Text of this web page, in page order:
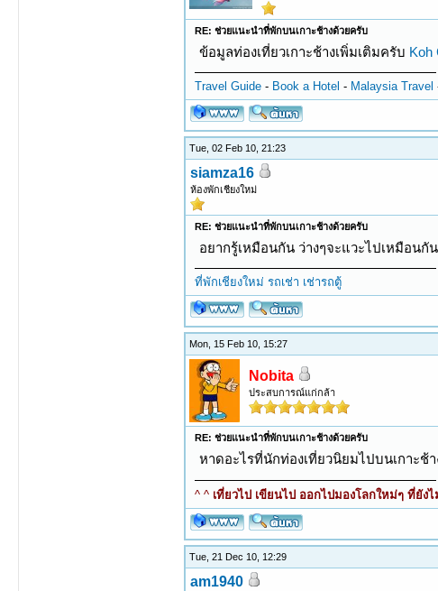
RE: ช่วยแนะนำที่พักบนเกาะช้างด้วยครับ
ข้อมูลท่องเที่ยวเกาะช้างเพิ่มเติมครับ Koh
Travel Guide - Book a Hotel - Malaysia Travel
Tue, 02 Feb 10, 21:23
siamza16
ห้องพักเชียงใหม่
RE: ช่วยแนะนำที่พักบนเกาะช้างด้วยครับ
อยากรู้เหมือนกัน ว่างๆจะแวะไปเหมือนกั
ที่พักเชียงใหม่ รถเช่า เช่ารถตู้
Mon, 15 Feb 10, 15:27
Nobita
ประสบการณ์แก่กล้า
RE: ช่วยแนะนำที่พักบนเกาะช้างด้วยครับ
หาดอะไรที่นักท่องเที่ยวนิยมไปบนเกาะช้
^ ^ เที่ยวไป เขียนไป ออกไปมองโลกใหม่ๆ ที่ยังไ
Tue, 21 Dec 10, 12:29
am1940